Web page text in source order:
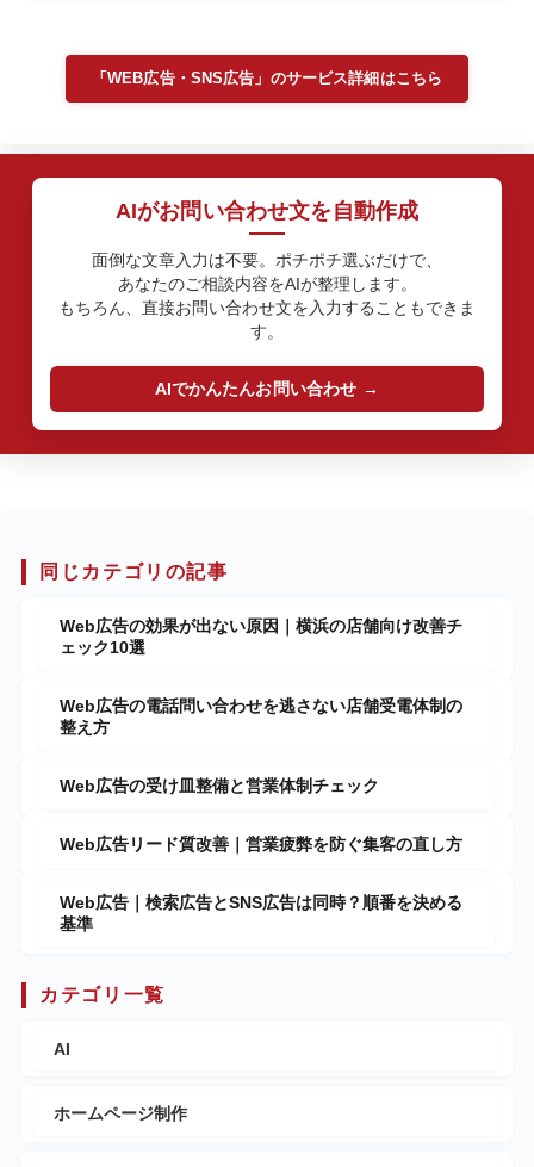
「WEB広告・SNS広告」のサービス詳細はこちら
AIがお問い合わせ文を自動作成
面倒な文章入力は不要。ポチポチ選ぶだけで、
あなたのご相談内容をAIが整理します。
もちろん、直接お問い合わせ文を入力することもできま
す。
AIでかんたんお問い合わせ
同じカテゴリの記事
Web広告の効果が出ない原因｜横浜の店舗向け改善チ
ェック10選
Web広告の電話問い合わせを逃さない店舗受電体制の
整え方
Web広告の受け皿整備と営業体制チェック
Web広告リード質改善｜営業疲弊を防ぐ集客の直し方
Web広告｜検索広告とSNS広告は同時？順番を決める
基準
カテゴリ一覧
AI
ホームページ制作